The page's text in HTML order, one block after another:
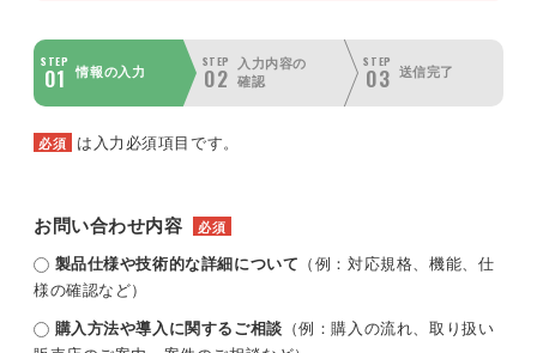
STEP
01 情報の入力
STEP
02
入力内容の
確認
STEP
03 送信完了
必須 は入力必須項目です。
お問い合わせ内容 必須
製品仕様や技術的な詳細について （例：対応規格、機能、仕
様の確認など）
購入方法や導入に関するご相談 （例：購入の流れ、取り扱い